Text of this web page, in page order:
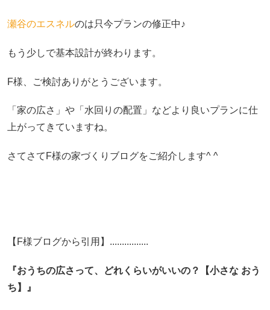
瀬谷のエスネルのは只今プランの修正中♪
もう少しで基本設計が終わります。
F様、ご検討ありがとうございます。
「家の広さ」や「水回りの配置」などより良いプランに仕
上がってきていますね。
さてさてF様の家づくりブログをご紹介します^ ^
【F様ブログから引用】................
『おうちの広さって、どれくらいがいいの？【小さな おう
ち】』